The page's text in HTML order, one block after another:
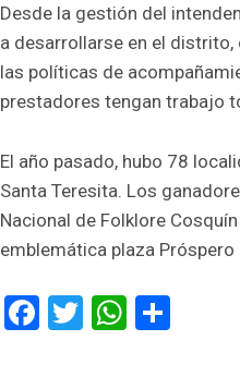
Desde la gestión del
a desarrollarse en el
las políticas de
prestadores tengan trabajo
El año pasado, hubo 78
Santa Teresita. Los
Nacional de Folklore
emblemática plaza
Facebook
Twitter